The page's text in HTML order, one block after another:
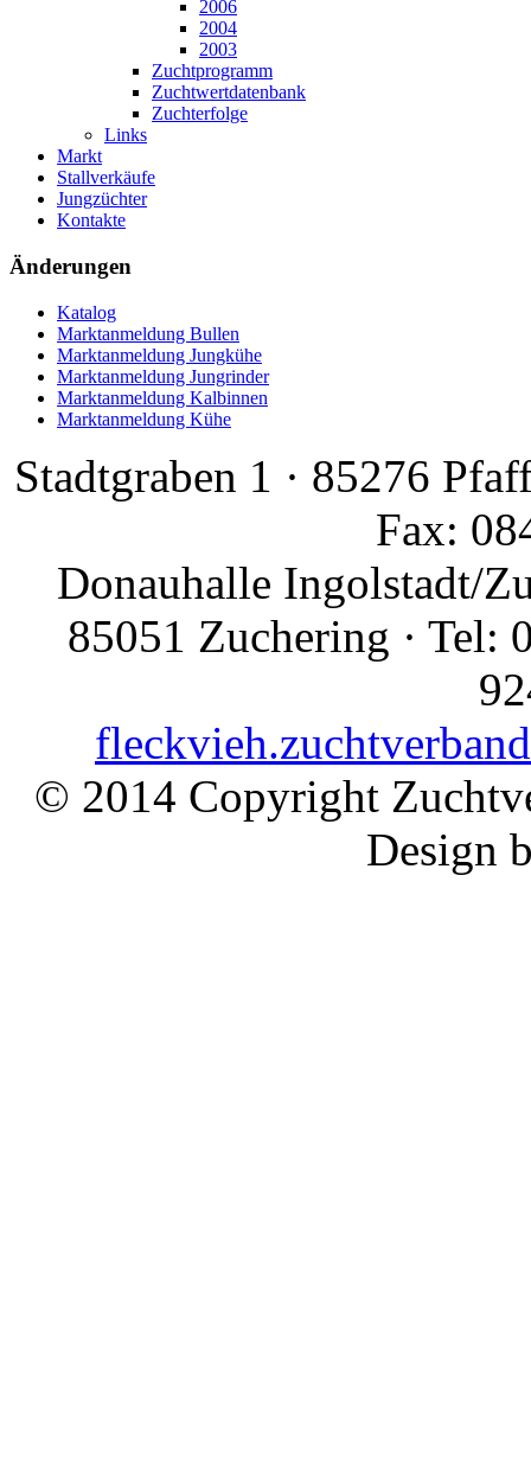
2006
2004
2003
Zuchtprogramm
Zuchtwertdatenbank
Zuchterfolge
Links
Markt
Stallverkäufe
Jungzüchter
Kontakte
Änderungen
Katalog
Marktanmeldung Bullen
Marktanmeldung Jungkühe
Marktanmeldung Jungrinder
Marktanmeldung Kalbinnen
Marktanmeldung Kühe
Stadtgraben 1 · 85276
Fax:
Donauhalle Ingolstadt/
85051 Zuchering · Tel:
© 2014 Copyright
Design